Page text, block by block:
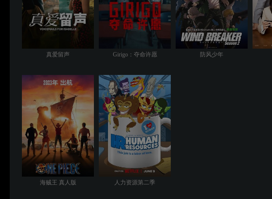
真爱留声 Girigo：夺命许愿 防风少年
海贼王 真人版 人力资源第二季